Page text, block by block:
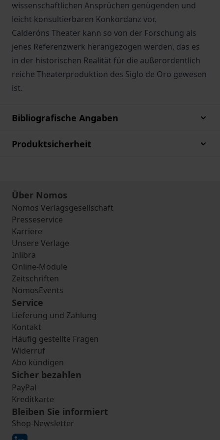
wissenschaftlichen Ansprüchen genügenden und
leicht konsultierbaren Konkordanz vor.
Calderóns Theater kann so von der Forschung als
jenes Referenzwerk herangezogen werden, das es
in der historischen Realität für die außerordentlich
reiche Theaterproduktion des Siglo de Oro gewesen
ist.
Bibliografische Angaben
Produktsicherheit
Über Nomos
Nomos Verlagsgesellschaft
Presseservice
Karriere
Unsere Verlage
Inlibra
Online-Module
Zeitschriften
NomosEvents
Service
Lieferung und Zahlung
Kontakt
Häufig gestellte Fragen
Widerruf
Abo kündigen
Sicher bezahlen
PayPal
Kreditkarte
Bleiben Sie informiert
Shop-Newsletter